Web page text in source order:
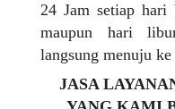
24 Jam setiap
maupun hari
langsung menuju ke
JASA